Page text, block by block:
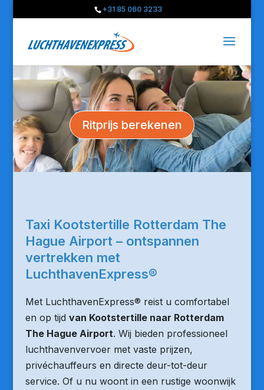
+31 85 060 3233
Ritprijs berekenen
Taxi Kootstertille Rotterdam The
Hague Airport – ontspannen
vertrekken met
LuchthavenExpress®
Met LuchthavenExpress® reist u comfortabel
en op tijd van Kootstertille naar Rotterdam
The Hague Airport. Wij bieden professioneel
luchthavenvervoer met vaste prijzen,
privéchauffeurs en directe deur-tot-deur
service. Of u nu woont in een rustige woonwijk